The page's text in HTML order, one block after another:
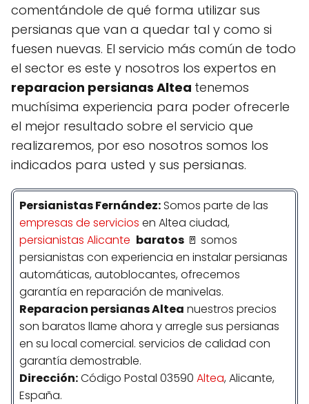
comentándole de qué forma utilizar sus
persianas que van a quedar tal y como si
fuesen nuevas. El servicio más común de todo
el sector es este y nosotros los expertos en
reparacion persianas Altea tenemos
muchísima experiencia para poder ofrecerle
el mejor resultado sobre el servicio que
realizaremos, por eso nosotros somos los
indicados para usted y sus persianas.
PersianistasFernández:Somos parte de las
empresas de servicios en Altea ciudad,
persianistas Alicante baratos 🚪 somos
persianistas con experiencia en instalar persianas
automáticas, autoblocantes, ofrecemos
garantía en reparación de manivelas.
Reparacion persianas Altea nuestros precios
son baratos llame ahora y arregle sus persianas
en su local comercial. servicios de calidad con
garantía demostrable.
Dirección:Código Postal 03590 Altea, Alicante,
España.